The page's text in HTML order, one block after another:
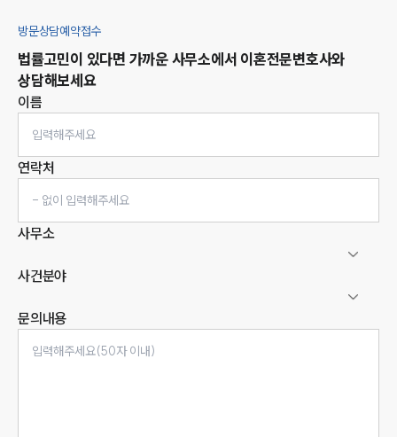
방문상담예약접수
법률고민이 있다면 가까운 사무소에서 이혼전문변호사와
상담해보세요
이름
연락처
사무소
사건분야
문의내용